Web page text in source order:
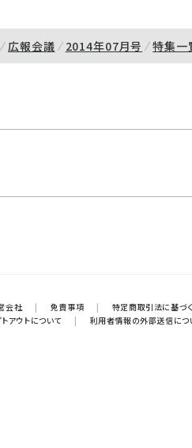
広報会議 2014年07月号 特集一
会社 | 免責事項 | 特定商取引法に基づ
アウトについて
| 利用者情報の外部送信につ